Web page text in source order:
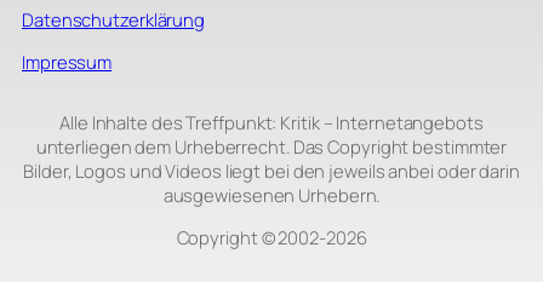
Datenschutzerklärung
Impressum
Alle Inhalte des Treffpunkt: Kritik – Internetangebots
unterliegen dem Urheberrecht. Das Copyright bestimmter
Bilder, Logos und Videos liegt bei den jeweils anbei oder darin
ausgewiesenen Urhebern.
Copyright © 2002‑2026